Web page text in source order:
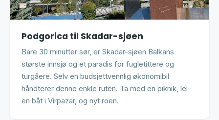
Podgorica til Skadar-sjøen
Bare 30 minutter sør, er Skadar-sjøen Balkans
største innsjø og et paradis for fugletittere og
turgåere. Selv en budsjettvennlig økonomibil
håndterer denne enkle ruten. Ta med en piknik, lei
en båt i Virpazar, og nyt roen.